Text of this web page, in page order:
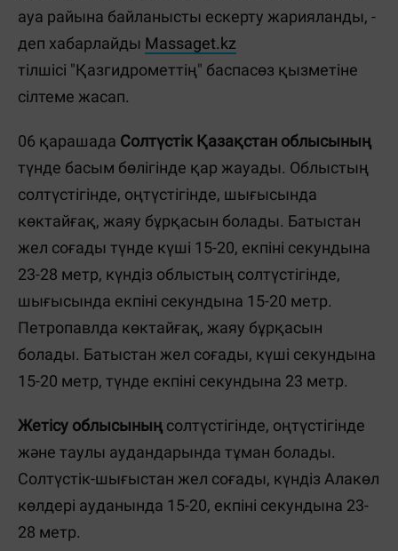
ауа райына байланысты ескерту жарияланды, -
деп хабарлайды Massaget.kz
тілшісі "Қазгидрометтің" баспасөз қызметіне
сілтеме жасап.
06 қарашада Солтүстік Қазақстан облысының
түнде басым бөлігінде қар жауады. Облыстың
солтүстігінде, оңтүстігінде, шығысында
көктайғақ, жаяу бұрқасын болады. Батыстан
жел соғады түнде күші 15-20, екпіні секундына
23-28 метр, күндіз облыстың солтүстігінде,
шығысында екпіні секундына 15-20 метр.
Петропавлда көктайғақ, жаяу бұрқасын
болады. Батыстан жел соғады, күші секундына
15-20 метр, түнде екпіні секундына 23 метр.
Жетісу облысының солтүстігінде, оңтүстігінде
және таулы аудандарында тұман болады.
Солтүстік-шығыстан жел соғады, күндіз Алакөл
көлдері ауданында 15-20, екпіні секундына 23-
28 метр.